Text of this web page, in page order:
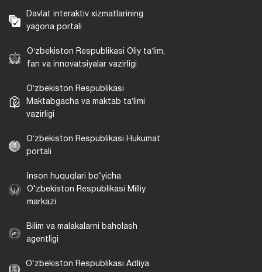
Davlat interaktiv xizmatlarining
yagona portali
Oʻzbekiston Respublikasi Oliy taʼlim,
fan va innovatsiyalar vazirligi
Oʻzbekiston Respublikasi
Maktabgacha va maktab taʼlimi
vazirligi
Oʻzbekiston Respublikasi Hukumat
portali
Inson huquqlari bo‘yicha
O‘zbekiston Respublikasi Milliy
markazi
Bilim va malakalarni baholash
agentligi
O‘zbekiston Respublikasi Adliya